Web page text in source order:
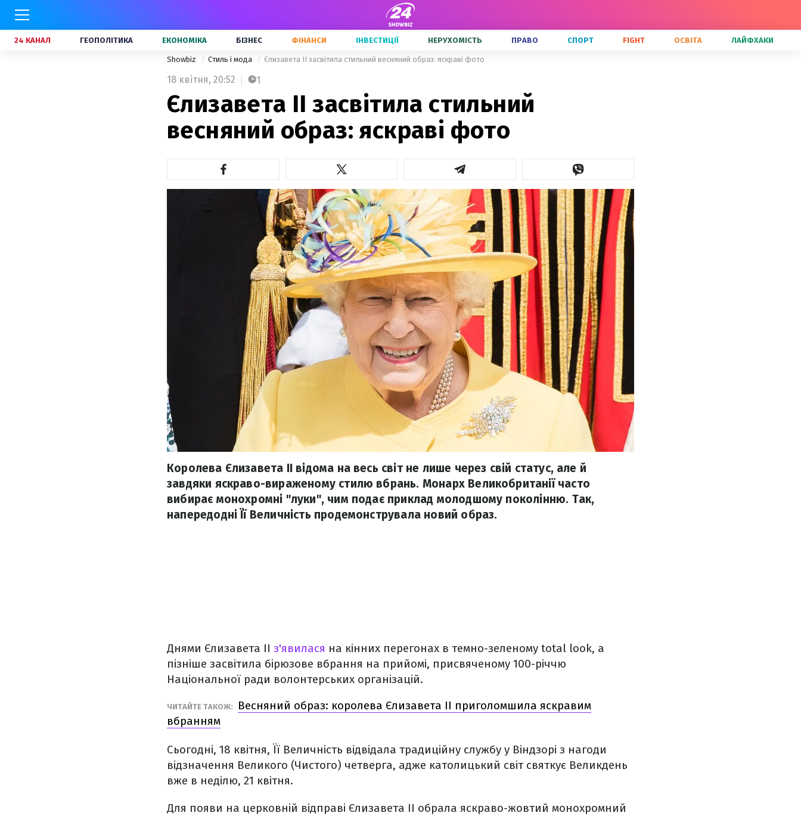
24 КАНАЛ ГЕОПОЛІТИКА ЕКОНОМІКА БІЗНЕС ФІНАНСИ ІНВЕСТИЦІЇ НЕРУХОМІСТЬ ПРАВО СПОРТ FIGHT ОСВІТА ЛАЙФХАКИ
Showbiz Стиль і мода Єлизавета ІІ засвітила стильний весняний образ: яскраві фото
18 квітня, 20:52 1
Єлизавета ІІ засвітила стильний
весняний образ: яскраві фото
Королева Єлизавета ІІ відома на весь світ не лише через свій статус, але й
завдяки яскраво-вираженому стилю вбрань. Монарх Великобританії часто
вибирає монохромні "луки", чим подає приклад молодшому поколінню. Так,
напередодні Її Величність продемонструвала новий образ.
Днями Єлизавета ІІ з'явилася на кінних перегонах в темно-зеленому total look, а
пізніше засвітила бірюзове вбрання на прийомі, присвяченому 100-річчю
Національної ради волонтерських організацій.
ЧИТАЙТЕ ТАКОЖ:
Весняний образ: королева Єлизавета ІІ приголомшила яскравим
вбранням
Сьогодні, 18 квітня, Її Величність відвідала традиційну службу у Віндзорі з нагоди
відзначення Великого (Чистого) четверга, адже католицький світ святкує Великдень
вже в неділю, 21 квітня.
Для появи на церковній відправі Єлизавета ІІ обрала яскраво-жовтий монохромний